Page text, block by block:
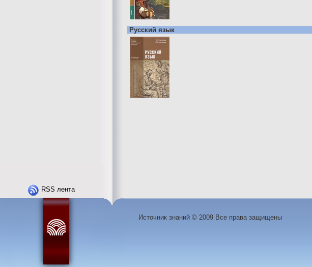
Русский язык
RSS лента
Источник знаний © 2009 Все права защищены